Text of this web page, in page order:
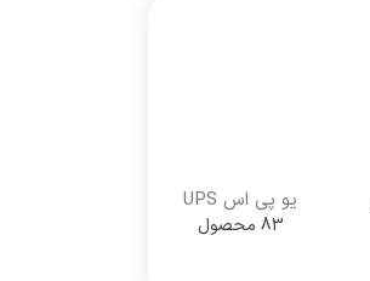
یو پی اس UPS
83 محصول